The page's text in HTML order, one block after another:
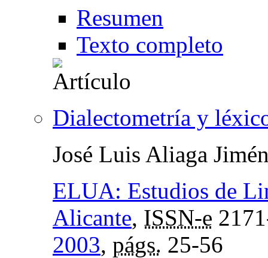
Resumen
Texto completo
Dialectometría y
José Luis Aliaga
ELUA: Estudios de
Alicante, ISSN-e
2003, págs. 25-56